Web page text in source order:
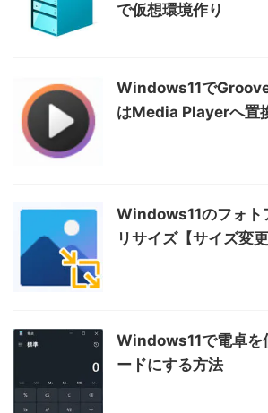
で仮想環境作り
Windows11で
はMedia Playerへ置
Windows11のフォト
リサイズ【サイズ変更
Windows11で電卓を
ードにする方法